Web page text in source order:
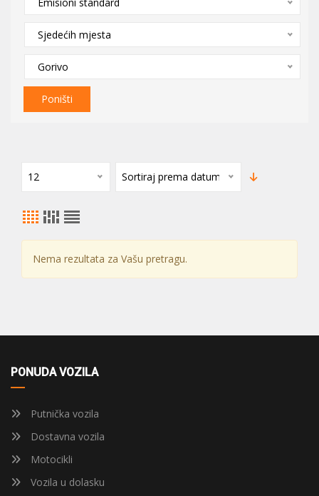
Sjedećih mjesta
Gorivo
Poništi
12 Sortiraj prema datumu
Nema rezultata za Vašu pretragu.
PONUDA VOZILA
Putnička vozila
Dostavna vozila
Motocikli
Vozila u dolasku